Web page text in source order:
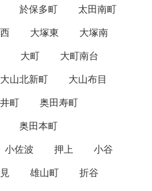
於保多町
太田南町
大塚東
大塚南
大町
大町南台
大山北新町
大山布目
町
奥田寿町
奥田本町
小佐波 押上
小谷
雄山町
折谷